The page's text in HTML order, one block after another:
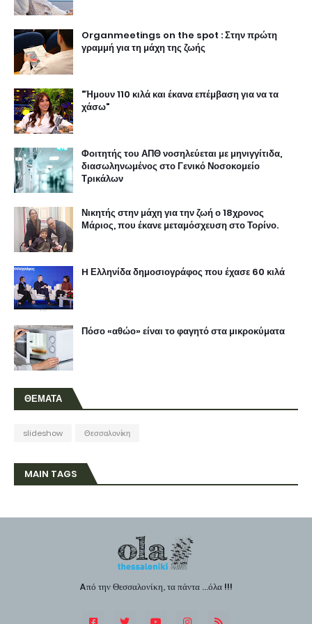
Organmeetings on the spot : Στην πρώτη
γραμμή για τη μάχη της ζωής
"Ήμουν 110 κιλά και έκανα επέμβαση για να τα
χάσω"
Φοιτητής του ΑΠΘ νοσηλεύεται με μηνιγγίτιδα,
διασωληνωμένος στο Γενικό Νοσοκομείο
Τρικάλων
Νικητής στην μάχη για την ζωή ο 18χρονος
Μάριος, που έκανε μεταμόσχευση στο Τορίνο.
H Ελληνίδα δημοσιογράφος που έχασε 60 κιλά
Πόσο «αθώο» είναι το φαγητό στα μικροκύματα
ΘΕΜΑΤΑ
slideshow Θεσσαλονίκη
MAIN TAGS
Aπό την Θεσσαλονίκη, τα πάντα ...όλα !!!